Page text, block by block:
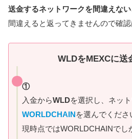
送金するネットワークを間違えない
間違えると返ってきませんので確
WLDをMEXCに送
①
入金からWLDを選択し、ネッ
WORLDCHAINを選んでくださ
現時点ではWORLDCHAINで